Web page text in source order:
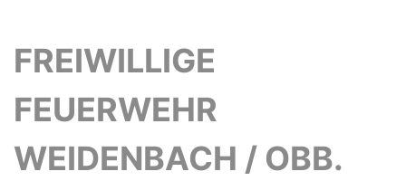
FREIWILLIGE
FEUERWEHR
WEIDENBACH / OBB.